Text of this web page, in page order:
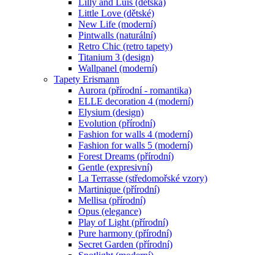
Little Love (dětské)
New Life (moderní)
Pintwalls (naturální)
Retro Chic (retro tapety)
Titanium 3 (design)
Wallpanel (moderní)
Tapety Erismann
Aurora (přírodní - romantika)
ELLE decoration 4 (moderní)
Elysium (design)
Evolution (přírodní)
Fashion for walls 4 (moderní)
Fashion for walls 5 (moderní)
Forest Dreams (přírodní)
Gentle (expresivní)
La Terrasse (středomořské vzory)
Martinique (přírodní)
Mellisa (přírodní)
Opus (elegance)
Play of Light (přírodní)
Pure harmony (přírodní)
Secret Garden (přírodní)